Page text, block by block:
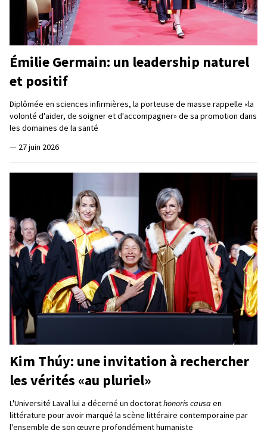
Émilie Germain: un leadership naturel
et positif
Diplômée en sciences infirmières, la porteuse de masse rappelle «la
volonté d'aider, de soigner et d'accompagner» de sa promotion dans
les domaines de la santé
— 27 juin 2026
Kim Thúy: une invitation à rechercher
les vérités «au pluriel»
L'Université Laval lui a décerné un doctorathonoris causa en
littérature pour avoir marqué la scène littéraire contemporaine par
l'ensemble de son œuvre profondément humaniste